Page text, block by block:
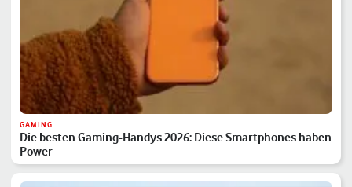
GAMING
Die besten Gaming-Handys 2026: Diese Smartphones haben
Power